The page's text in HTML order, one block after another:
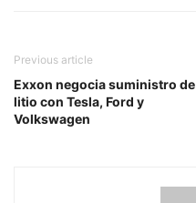
Previous article
Exxon negocia suministro de
litio con Tesla, Ford y
Volkswagen